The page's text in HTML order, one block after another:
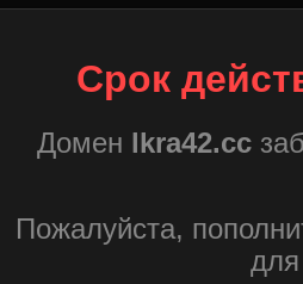
Срок
Домен lkra42.cc
Пожалуйста,